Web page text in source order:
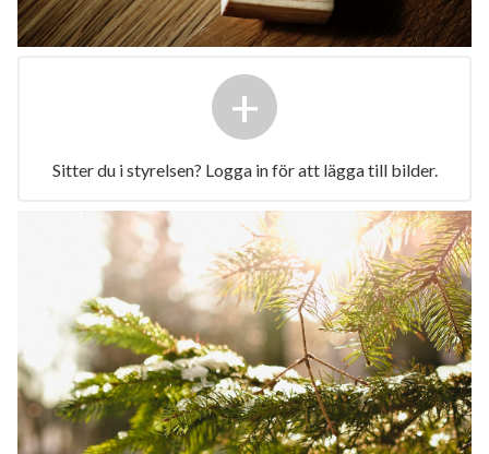
+
Sitter du i styrelsen? Logga in för att lägga till bilder.